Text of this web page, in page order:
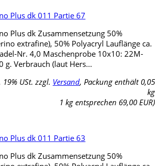
Plus dk 011 Partie 67
Plus dk Zusammensetzung 50%
extrafine), 50% Polyacryl Lauflänge ca.
Nr. 4,0 Maschenprobe 10x10: 22M-
g. Verbrauch (laut Hers...
19% USt. zzgl. Versand, Packung enthält 0,05
kg
1 kg entsprechen 69,00 EUR)
Plus dk 011 Partie 63
Plus dk Zusammensetzung 50%